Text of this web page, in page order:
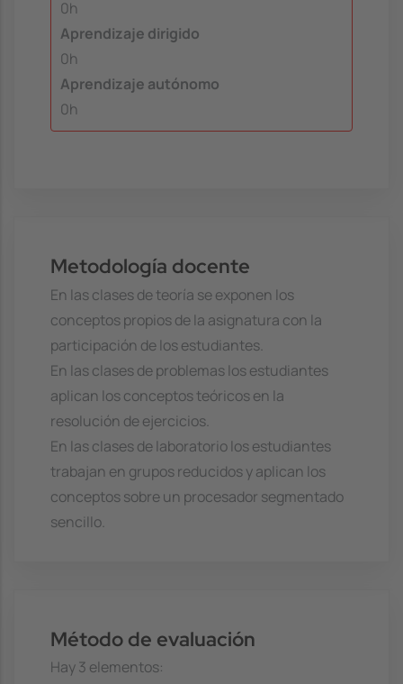
0h
Aprendizaje dirigido
0h
Aprendizaje autónomo
0h
Metodología docente
En las clases de teoría se exponen los
conceptos propios de la asignatura con la
participación de los estudiantes.
En las clases de problemas los estudiantes
aplican los conceptos teóricos en la
resolución de ejercicios.
En las clases de laboratorio los estudiantes
trabajan en grupos reducidos y aplican los
conceptos sobre un procesador segmentado
sencillo.
Método de evaluación
Hay 3 elementos: